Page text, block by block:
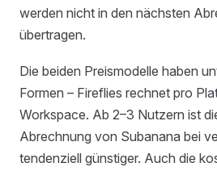
werden nicht in den nächsten
übertragen.
Die beiden Preismodelle haben
Formen – Fireflies rechnet pro
Workspace. Ab 2–3 Nutzern ist
Abrechnung von Subanana bei
tendenziell günstiger. Auch die